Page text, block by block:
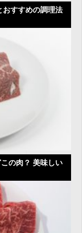
おすすめの調理法
の肉？ 美味しい